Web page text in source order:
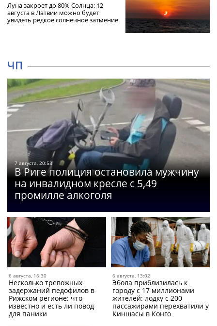
Луна закроет до 80% Солнца: 12
августа в Латвии можно будет
увидеть редкое солнечное затмение
ЧП
7 августа, 20:58
В Риге полиция остановила мужчину
на инвалидном кресле с 5,49
промилле алкоголя
6 августа, 16:30
Несколько тревожных
задержаний педофилов в
Рижском регионе: что
известно и есть ли повод
для паники
6 августа, 13:02
Эбола приблизилась к
городу с 17 миллионами
жителей: лодку с 200
пассажирами перехватили у
Киншасы в Конго